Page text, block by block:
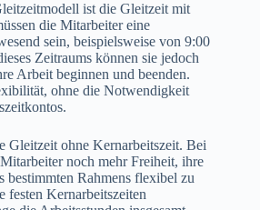
ist die Gleitzeit mit
die Mitarbeiter eine
sein, beispielsweise von 9:00
Zeitraums können sie jedoch
Arbeit beginnen und beenden.
ohne die Notwendigkeit
Gleitzeit ohne Kernarbeitszeit. Bei
noch mehr Freiheit, ihre
bestimmten Rahmens flexibel zu
festen Kernarbeitszeiten